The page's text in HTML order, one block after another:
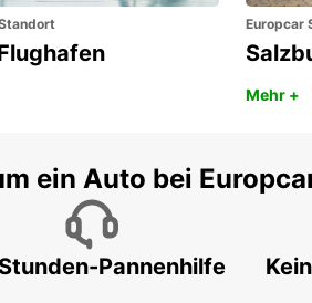
Europcar
Mehr +
ein Auto bei
Pannenhilfe